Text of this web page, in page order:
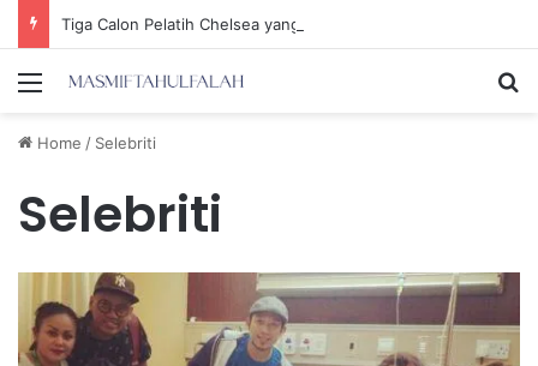
Menu
Home / Selebriti
Selebriti